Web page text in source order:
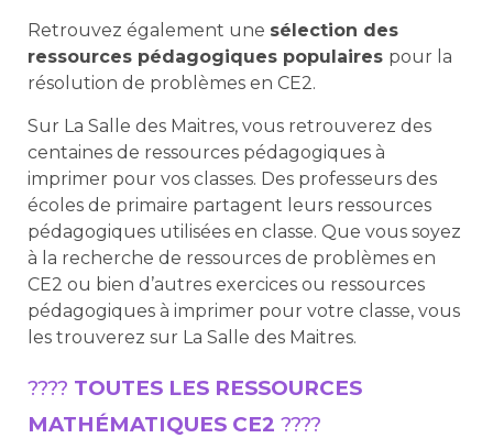
Retrouvez également une sélection des
ressources pédagogiques populaires pour la
résolution de problèmes en CE2.
Sur La Salle des Maitres, vous retrouverez des
centaines de ressources pédagogiques à
imprimer pour vos classes. Des professeurs des
écoles de primaire partagent leurs ressources
pédagogiques utilisées en classe. Que vous soyez
à la recherche de ressources de problèmes en
CE2 ou bien d’autres exercices ou ressources
pédagogiques à imprimer pour votre classe, vous
les trouverez sur La Salle des Maitres.
???? TOUTES LES RESSOURCES
MATHÉMATIQUES CE2 ????